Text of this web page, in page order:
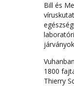
Bill és
1800
Thierry